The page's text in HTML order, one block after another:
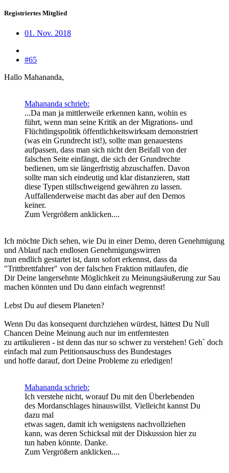
Registriertes Mitglied
01. Nov. 2018
#65
Hallo Mahananda,
Mahananda schrieb:
...Da man ja mittlerweile erkennen kann, wohin es
führt, wenn man seine Kritik an der Migrations- und
Flüchtlingspolitik öffentlichkeitswirksam demonstriert
(was ein Grundrecht ist!), sollte man genauestens
aufpassen, dass man sich nicht den Beifall von der
falschen Seite einfängt, die sich der Grundrechte
bedienen, um sie längerfristig abzuschaffen. Davon
sollte man sich eindeutig und klar distanzieren, statt
diese Typen stillschweigend gewähren zu lassen.
Auffallenderweise macht das aber auf den Demos
keiner.
Zum Vergrößern anklicken....
Ich möchte Dich sehen, wie Du in einer Demo, deren Genehmigung
und Ablauf nach endlosen Genehmigungswirren
nun endlich gestartet ist, dann sofort erkennst, dass da
"Trittbrettfahrer" von der falschen Fraktion mitlaufen, die
Dir Deine langersehnte Möglichkeit zu Meinungsäußerung zur Sau
machen könnten und Du dann einfach wegrennst!
Lebst Du auf diesem Planeten?
Wenn Du das konsequent durchziehen würdest, hättest Du Null
Chancen Deine Meinung auch nur im entferntesten
zu artikulieren - ist denn das nur so schwer zu verstehen! Geh` doch
einfach mal zum Petitionsauschuss des Bundestages
und hoffe darauf, dort Deine Probleme zu erledigen!
Mahananda schrieb:
Ich verstehe nicht, worauf Du mit den Überlebenden
des Mordanschlages hinauswillst. Vielleicht kannst Du
dazu mal
etwas sagen, damit ich wenigstens nachvollziehen
kann, was deren Schicksal mit der Diskussion hier zu
tun haben könnte. Danke.
Zum Vergrößern anklicken....